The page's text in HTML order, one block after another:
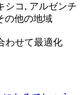
シコ, アルゼンチ
の他の地域
わせて最適化